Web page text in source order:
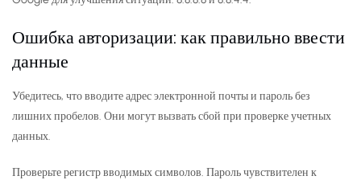
Ошибка авторизации: как правильно ввести
данные
Убедитесь, что вводите адрес электронной почты и пароль без
лишних пробелов. Они могут вызвать сбой при проверке учетных
данных.
Проверьте регистр вводимых символов. Пароль чувствителен к